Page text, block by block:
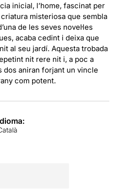
inicial, l’home, fascinat per
misteriosa que sembla
de les seves novel·les
acaba cedint i deixa que
al seu jardí. Aquesta trobada
nit rere nit i, a poc a
dos aniran forjant un vincle
com potent.